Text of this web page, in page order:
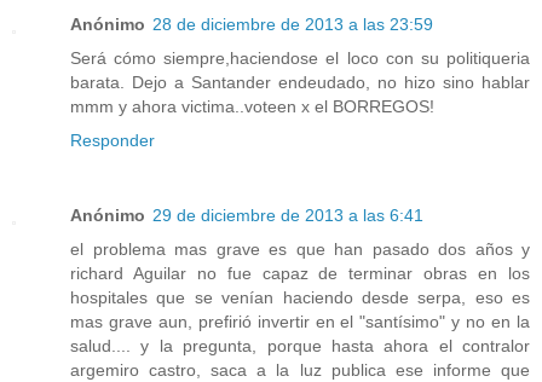
Anónimo 28 de diciembre de 2013 a las 23:59
Será cómo siempre,haciendose el loco con su politiqueria
barata. Dejo a Santander endeudado, no hizo sino hablar
mmm y ahora victima..voteen x el BORREGOS!
Responder
Anónimo 29 de diciembre de 2013 a las 6:41
el problema mas grave es que han pasado dos años y
richard Aguilar no fue capaz de terminar obras en los
hospitales que se venían haciendo desde serpa, eso es
mas grave aun, prefirió invertir en el "santísimo" y no en la
salud.... y la pregunta, porque hasta ahora el contralor
argemiro castro, saca a la luz publica ese informe que